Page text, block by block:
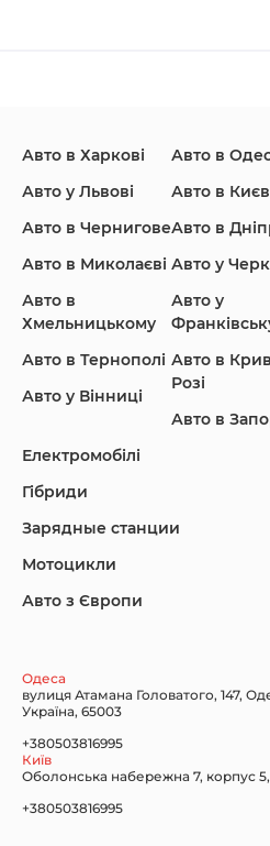
Infiniti Jaguar
Land
Nissan
Авто в Харкові
Авто у Львові
Авто в Чернигове
Авто в Миколаєві
Авто в
Хмельницькому
Авто в Тернополі
Авто у Вінниці
Авто в
Авто в
Авто в
Авто у
Авто у
Авто в
Розі
Авто в
Електромобілі
Гібриди
Зарядные станции
Мотоцикли
Авто з Європи
Одеса
вулиця Атамана Головатого, 147,
Україна, 65003
+380503816995
Київ
Оболонська набережна 7, корпус 5,
+380503816995